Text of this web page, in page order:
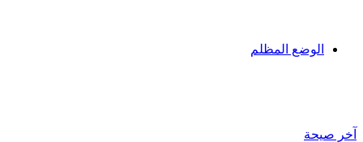
الوضع المظلم
آخر صيحة